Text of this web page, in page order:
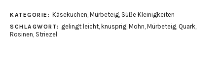
KATEGORIE: Käsekuchen, Mürbeteig, Süße Kleinigkeiten
SCHLAGWORT: gelingt leicht, knusprig, Mohn, Mürbeteig, Quark,
Rosinen, Striezel